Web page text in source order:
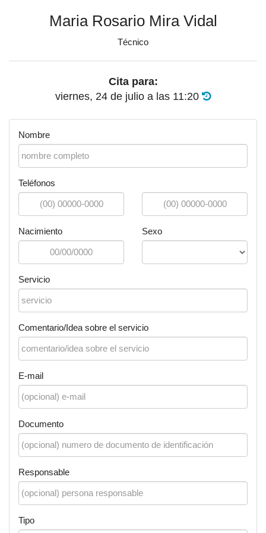
Maria Rosario Mira Vidal
Técnico
Cita para:
viernes, 24 de julio a las 11:20
Nombre
Teléfonos
Nacimiento Sexo
Servicio
Comentario/Idea sobre el servicio
E-mail
Documento
Responsable
Tipo